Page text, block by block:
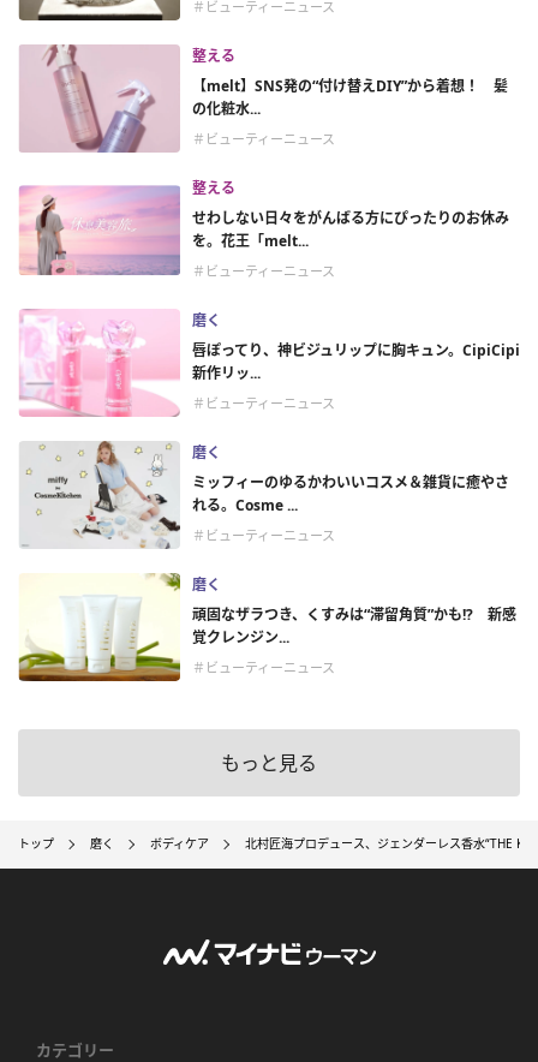
＃ビューティーニュース
整える
【melt】SNS発の“付け替えDIY”から着想！ 髪
の化粧水...
＃ビューティーニュース
整える
せわしない日々をがんばる方にぴったりのお休み
を。花王「melt...
＃ビューティーニュース
磨く
唇ぽってり、神ビジュリップに胸キュン。CipiCipi
新作リッ...
＃ビューティーニュース
磨く
ミッフィーのゆるかわいいコスメ＆雑貨に癒やさ
れる。Cosme ...
＃ビューティーニュース
磨く
頑固なザラつき、くすみは“滞留角質”かも!? 新感
覚クレンジン...
＃ビューティーニュース
もっと見る
トップ 磨く ボディケア 北村匠海プロデュース、ジェンダーレス香水“THE
カテゴリー